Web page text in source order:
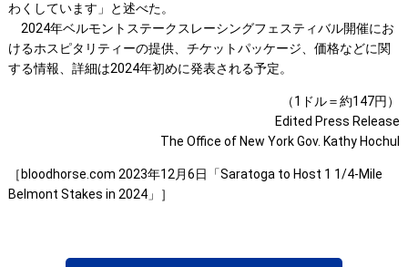
わくしています」と述べた。
2024年ベルモントステークスレーシングフェスティバル開催にお
けるホスピタリティーの提供、チケットパッケージ、価格などに関
する情報、詳細は2024年初めに発表される予定。
（1ドル＝約147円）
Edited Press Release
The Office of New York Gov. Kathy Hochul
［bloodhorse.com 2023年12月6日「Saratoga to Host 1 1/4-Mile
Belmont Stakes in 2024」］